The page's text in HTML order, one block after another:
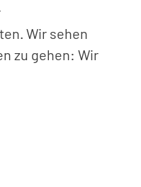
Wir sehen
zu gehen: Wir